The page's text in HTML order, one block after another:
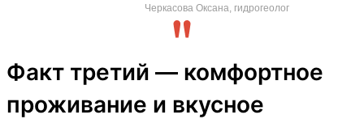
Черкасова Оксана, гидрогеолог
Факт третий — комфортное
проживание и вкусное